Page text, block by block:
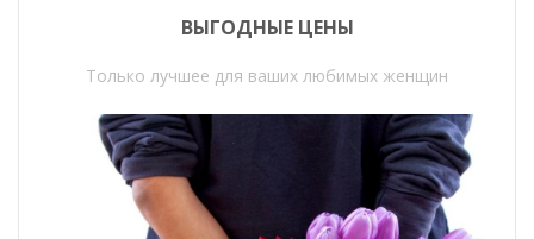
ВЫГОДНЫЕ ЦЕНЫ
Только лучшее для ваших любимых женщин